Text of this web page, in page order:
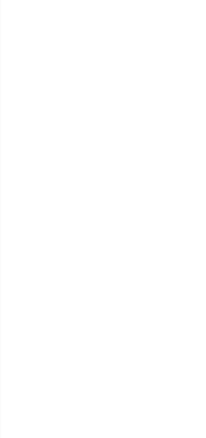
kendi yat limanı, helikopter
villaları da içeren koca